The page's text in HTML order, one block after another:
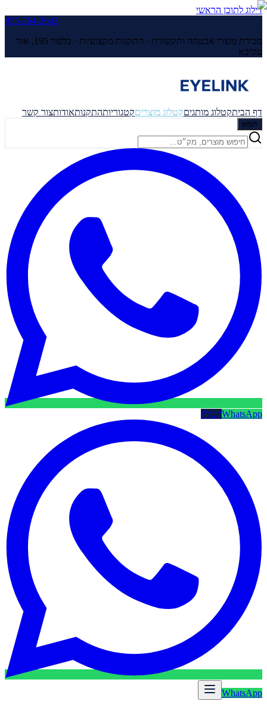
דילוג לתוכן הראשי
055-264-2642
מכירת מוצרי אבטחה ותקשורת · התקנות מקצועיות ·
בלפור 195, אור
עקיבא
דף הביתקטלוג מותגיםקטלוג מוצריםקטגוריותהתקנותאודותצור קשר
חפש
WhatsAppקטלוג
WhatsApp